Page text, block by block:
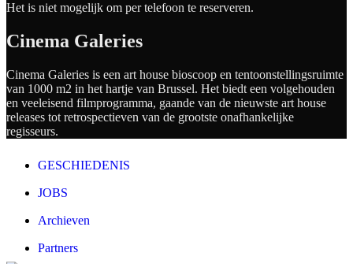
Het is niet mogelijk om per telefoon te reserveren.
Cinema Galeries
Cinema Galeries is een art house bioscoop en tentoonstellingsruimte
van 1000 m2 in het hartje van Brussel. Het biedt een volgehouden
en veeleisend filmprogramma, gaande van de nieuwste art house
releases tot retrospectieven van de grootste onafhankelijke
regisseurs.
GESCHIEDENIS
JOBS
Archieven
Partners